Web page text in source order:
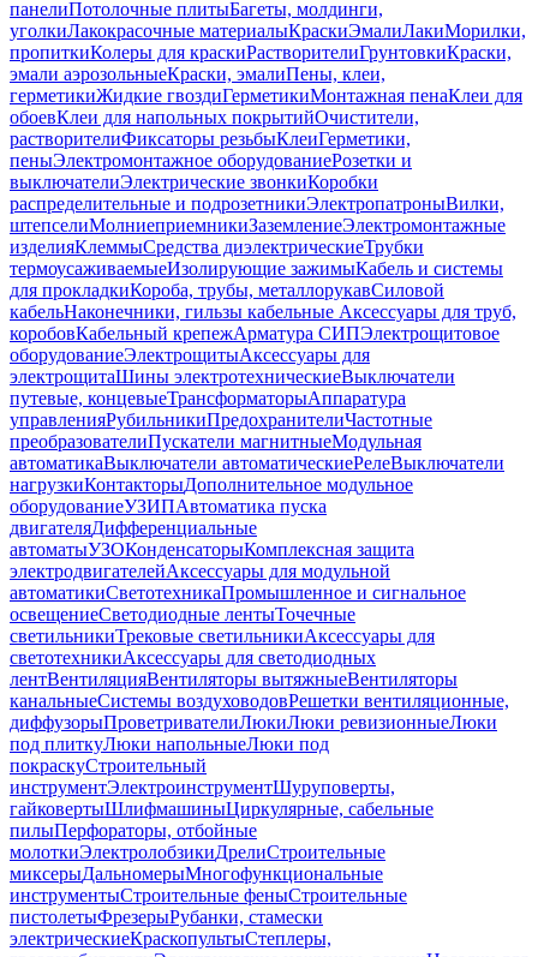
панелиПотолочные плитыБагеты, молдинги,
уголкиЛакокрасочные материалыКраскиЭмалиЛакиМорилки,
пропиткиКолеры для краскиРастворителиГрунтовкиКраски,
эмали аэрозольныеКраски, эмалиПены, клеи,
герметикиЖидкие гвоздиГерметикиМонтажная пенаКлеи для
обоевКлеи для напольных покрытийОчистители,
растворителиФиксаторы резьбыКлеиГерметики,
пеныЭлектромонтажное оборудованиеРозетки и
выключателиЭлектрические звонкиКоробки
распределительные и подрозетникиЭлектропатроныВилки,
штепселиМолниеприемникиЗаземлениеЭлектромонтажные
изделияКлеммыСредства диэлектрическиеТрубки
термоусаживаемыеИзолирующие зажимыКабель и системы
для прокладкиКороба, трубы, металлорукавСиловой
кабельНаконечники, гильзы кабельные Аксессуары для труб,
коробовКабельный крепежАрматура СИПЭлектрощитовое
оборудованиеЭлектрощитыАксессуары для
электрощитаШины электротехническиеВыключатели
путевые, концевыеТрансформаторыАппаратура
управленияРубильникиПредохранителиЧастотные
преобразователиПускатели магнитныеМодульная
автоматикаВыключатели автоматическиеРелеВыключатели
нагрузкиКонтакторыДополнительное модульное
оборудованиеУЗИПАвтоматика пуска
двигателяДифференциальные
автоматыУЗОКонденсаторыКомплексная защита
электродвигателейАксессуары для модульной
автоматикиСветотехникаПромышленное и сигнальное
освещениеСветодиодные лентыТочечные
светильникиТрековые светильникиАксессуары для
светотехникиАксессуары для светодиодных
лентВентиляцияВентиляторы вытяжныеВентиляторы
канальныеСистемы воздуховодовРешетки вентиляционные,
диффузорыПроветривателиЛюкиЛюки ревизионныеЛюки
под плиткуЛюки напольныеЛюки под
покраскуСтроительный
инструментЭлектроинструментШуруповерты,
гайковертыШлифмашиныЦиркулярные, сабельные
пилыПерфораторы, отбойные
молоткиЭлектролобзикиДрелиСтроительные
миксерыДальномерыМногофункциональные
инструментыСтроительные феныСтроительные
пистолетыФрезерыРубанки, стамески
электрическиеКраскопультыСтеплеры,